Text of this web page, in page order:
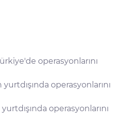
operasyonlarını
yurtdışında operasyonlarını
operasyonlarını